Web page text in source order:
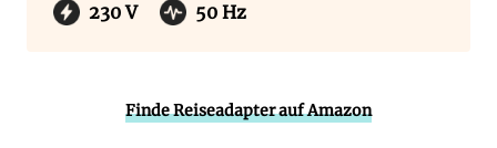
230 V
50 Hz
Finde Reiseadapter auf Amazon